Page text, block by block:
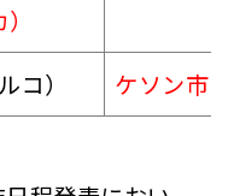
コ） ケソン市